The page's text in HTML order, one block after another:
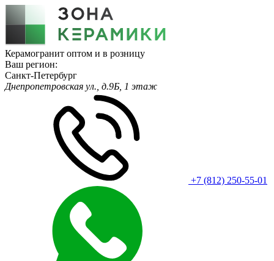
Керамогранит оптом и в розницу
Ваш регион:
Санкт-Петербург
Днепропетровская ул., д.9Б, 1 этаж
+7 (812) 250-55-01